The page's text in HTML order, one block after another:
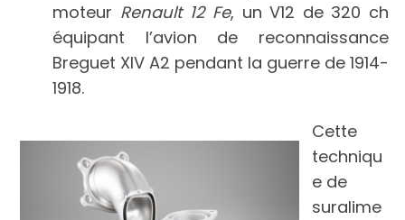
moteur Renault 12 Fe, un V12 de 320 ch
équipant l’avion de reconnaissance
Breguet XIV A2 pendant la guerre de 1914-
1918.
Cette
techniqu
e de
suralime